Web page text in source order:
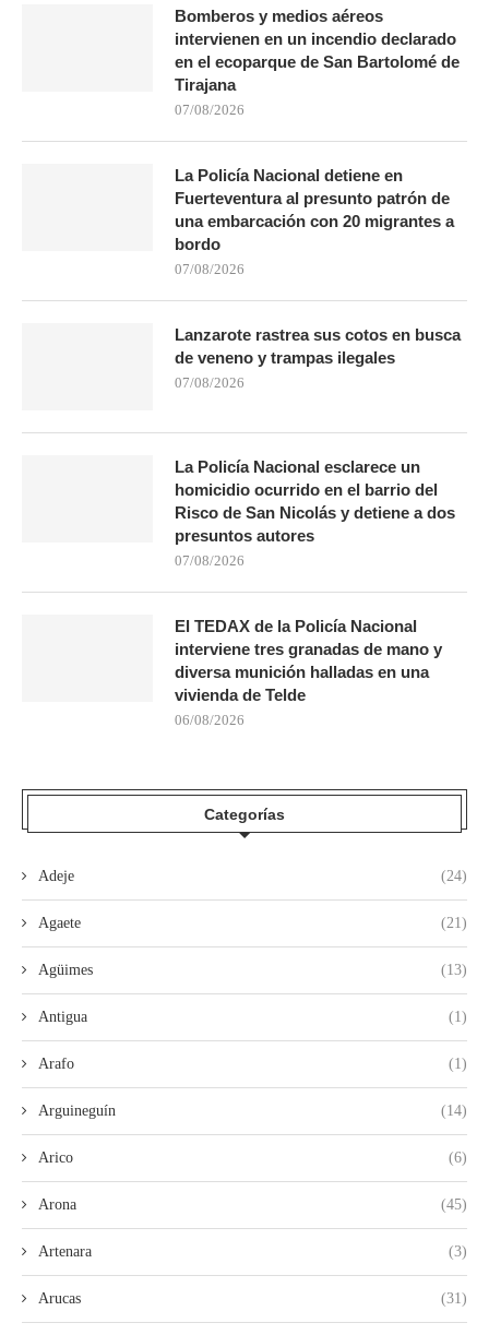
Bomberos y medios aéreos
intervienen en un incendio declarado
en el ecoparque de San Bartolomé de
Tirajana
07/08/2026
La Policía Nacional detiene en
Fuerteventura al presunto patrón de
una embarcación con 20 migrantes a
bordo
07/08/2026
Lanzarote rastrea sus cotos en busca
de veneno y trampas ilegales
07/08/2026
La Policía Nacional esclarece un
homicidio ocurrido en el barrio del
Risco de San Nicolás y detiene a dos
presuntos autores
07/08/2026
El TEDAX de la Policía Nacional
interviene tres granadas de mano y
diversa munición halladas en una
vivienda de Telde
06/08/2026
Categorías
Adeje (24)
Agaete (21)
Agüimes (13)
Antigua (1)
Arafo (1)
Arguineguín (14)
Arico (6)
Arona (45)
Artenara (3)
Arucas (31)